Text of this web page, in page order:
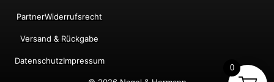
PartnerWiderrufsrecht
Versand & Rückgabe
DatenschutzImpressum
0